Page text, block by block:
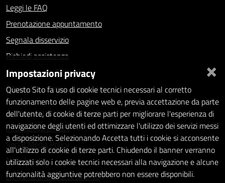
Leggi le FAQ
Prenotazione appuntamento
Segnala disservizio
Richiedi assistenza
Statistiche dei Siti web
Intranet - accesso riservato
Amministrazione trasparente
Informativa privacy
Social Media Policy
Note legali
Dichiarazione di accessibilità
×
Impostazioni privacy
Questo Sito fa uso di cookie tecnici necessari al corretto
funzionamento delle pagine web e, previa accettazione da parte
dell'utente, di cookie di terze parti per migliorare l'esperienza di
navigazione degli utenti ed ottimizzare l'utilizzo dei servizi messi
a disposizione. Selezionando Accetta tutti i cookie si acconsente
all'utilizzo di cookie di terze parti. Chiudendo il banner verranno
utilizzati solo i cookie tecnici necessari alla navigazione e alcune
funzionalità aggiuntive potrebbero non essere disponibili.